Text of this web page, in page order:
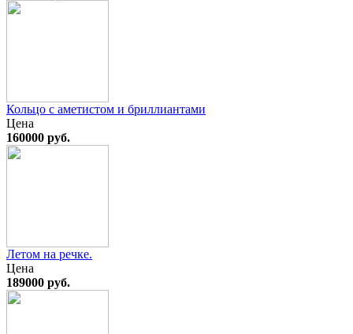
Кольцо с аметистом и бриллиантами
Цена
160000 руб.
Летом на речке.
Цена
189000 руб.